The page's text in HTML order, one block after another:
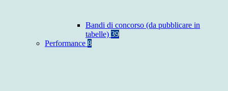
Bandi di concorso (da pubblicare in
tabelle) 39
Performance 8